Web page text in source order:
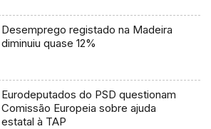
Desemprego registado na Madeira
diminuiu quase 12%
Eurodeputados do PSD questionam
Comissão Europeia sobre ajuda
estatal à TAP